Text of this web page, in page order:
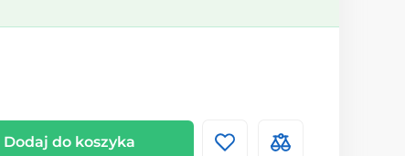
Dodaj do koszyka